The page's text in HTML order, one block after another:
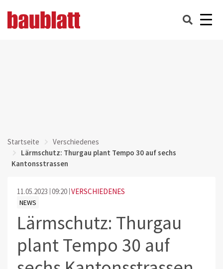
Startseite
Verschiedenes
Lärmschutz: Thurgau plant Tempo 30 auf sechs
Kantonsstrassen
11.05.2023 09:20 VERSCHIEDENES
NEWS
Lärmschutz: Thurgau
plant Tempo 30 auf